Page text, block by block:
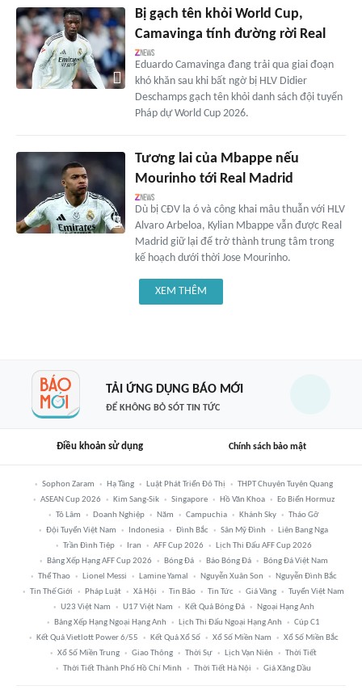
Bị gạch tên khỏi World Cup,
Camavinga tính đường rời Real
Eduardo Camavinga đang trải qua giai đoạn
khó khăn sau khi bất ngờ bị HLV Didier
Deschamps gạch tên khỏi danh sách đội tuyển
Pháp dự World Cup 2026.
Tương lai của Mbappe nếu
Mourinho tới Real Madrid
Dù bị CĐV la ó và công khai mâu thuẫn với HLV
Alvaro Arbeloa, Kylian Mbappe vẫn được Real
Madrid giữ lại để trở thành trung tâm trong
kế hoạch dưới thời Jose Mourinho.
XEM THÊM
TẢI ỨNG DỤNG BÁO MỚI
ĐỂ KHÔNG BỎ SÓT TIN TỨC
Điều khoản sử dụng Chính sách bảo mật
Sophon Zaram Hạ Tầng Luật Phát Triển Đô Thị
THPT Chuyên Tuyên Quang
ASEAN Cup 2026
Kim Sang-Sik Singapore Hồ Văn Khoa
Eo Biển Hormuz
Tô Lâm
Doanh Nghiệp Năm Campuchia Khánh Sky
Tháo Gỡ
Đội Tuyển Việt Nam
Indonesia Đình Bắc Sân Mỹ Đình
Liên Bang Nga
Trần Đình Tiệp
Iran AFF Cup 2026
Lịch Thi Đấu AFF Cup 2026
Bảng Xếp Hạng AFF Cup 2026
Bóng Đá Báo Bóng Đá
Bóng Đá Việt Nam
Thể Thao
Lionel Messi Lamine Yamal Nguyễn Xuân Son
Nguyễn Đình Bắc
Tin Thế Giới
Pháp Luật Xã Hội Tin Bão Tin Tức Giá Vàng
Tuyển Việt Nam
U23 Việt Nam
U17 Việt Nam Kết Quả Bóng Đá
Ngoại Hạng Anh
Bảng Xếp Hạng Ngoại Hạng Anh
Lịch Thi Đấu Ngoại Hạng Anh
Cúp C1
Kết Quả Vietlott Power 6/55
Kết Quả Xổ Số Xổ Số Miền Nam
Xổ Số Miền Bắc
Xổ Số Miền Trung
Giao Thông Thời Sự Lịch Vạn Niên
Thời Tiết
Thời Tiết Thành Phố Hồ Chí Minh
Thời Tiết Hà Nội Giá Xăng Dầu